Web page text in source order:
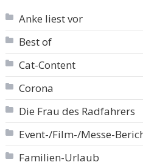
Anke liest vor
Best of
Cat-Content
Corona
Die Frau des Radfahrers
Event-/Film-/Messe-
Familien-Urlaub